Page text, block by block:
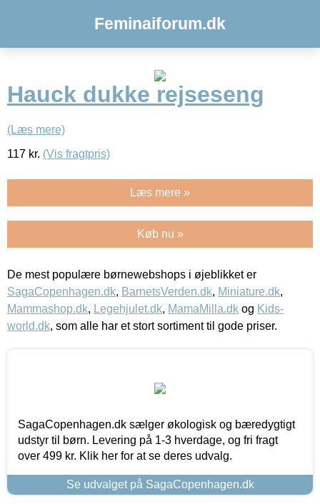
Feminaiforum.dk
Hauck dukke rejseseng
(Læs mere)
117 kr. (Vis fragtpris)
Læs mere »
Køb nu »
De mest populære børnewebshops i øjeblikket er
SagaCopenhagen.dk, BarnetsVerden.dk, Miniature.dk,
Mammashop.dk, Legehjulet.dk, MamaMilla.dk og Kids-
world.dk, som alle har et stort sortiment til gode priser.
SagaCopenhagen.dk sælger økologisk og bæredygtigt
udstyr til børn. Levering på 1-3 hverdage, og fri fragt
over 499 kr. Klik her for at se deres udvalg.
Se udvalget på SagaCopenhagen.dk